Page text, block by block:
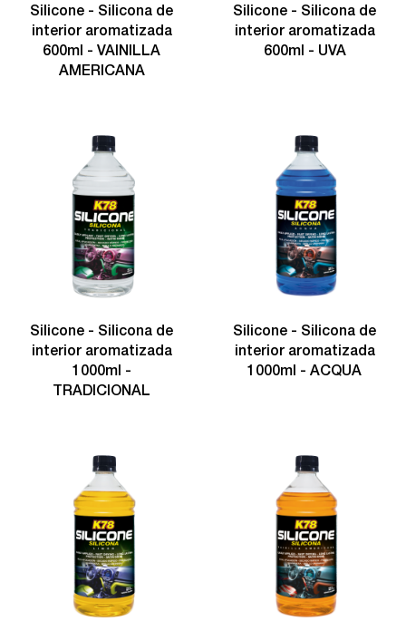
Silicone - Silicona de
interior aromatizada
600ml - VAINILLA
AMERICANA
Silicone - Silicona de
interior aromatizada
600ml - UVA
Silicone - Silicona de
interior aromatizada
1000ml -
TRADICIONAL
Silicone - Silicona de
interior aromatizada
1000ml - ACQUA